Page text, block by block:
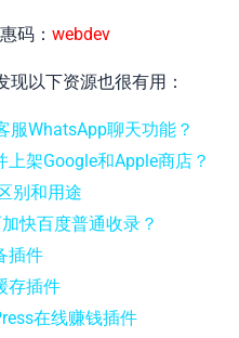
码： webdev
以下资源也很有用：
服WhatsApp聊天功能？
架Google和Apple商店？
别和用途
快百度普通收录？
插件
存插件
在线赚钱插件